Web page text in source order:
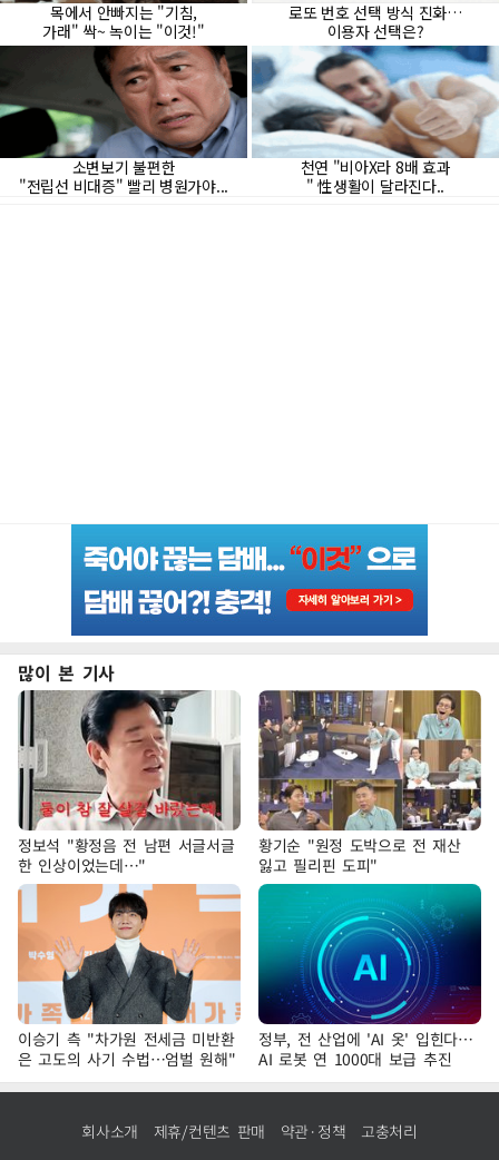
많이 본 기사
정보석 "황정음 전 남편 서글서글
한 인상이었는데…"
황기순 "원정 도박으로 전 재산
잃고 필리핀 도피"
이승기 측 "차가원 전세금 미반환
은 고도의 사기 수법…엄벌 원해"
정부, 전 산업에 'AI 옷' 입힌다…
AI 로봇 연 1000대 보급 추진
회사소개 제휴/컨텐츠 판매 약관·정책 고충처리